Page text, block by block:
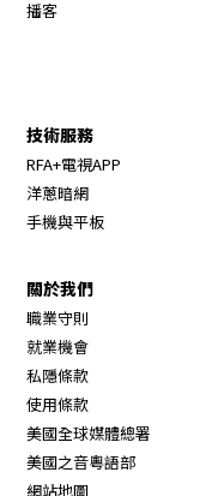
播客
技術服務
RFA+電視APP
洋蔥暗網
手機與平板
關於我們
職業守則
就業機會
私隱條款
使用條款
美國全球媒體總署
美國之音粵語部
網站地圖